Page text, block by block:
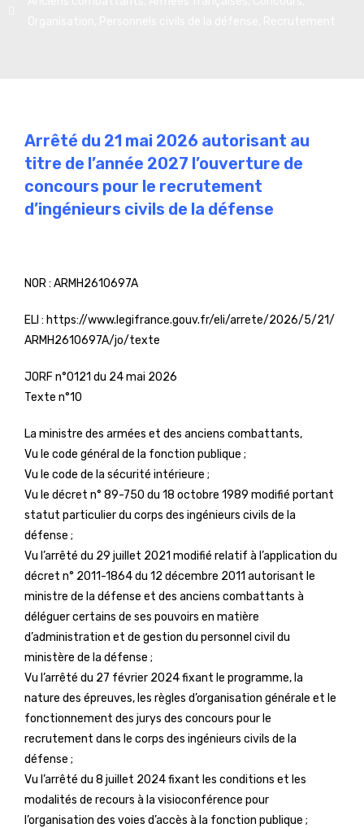
Arrêté du 21 mai 2026 autorisant au
titre de l’année 2027 l’ouverture de
concours pour le recrutement
d’ingénieurs civils de la défense
NOR : ARMH2610697A
ELI : https://www.legifrance.gouv.fr/eli/arrete/2026/5/21/
ARMH2610697A/jo/texte
JORF n°0121 du 24 mai 2026
Texte n°10
La ministre des armées et des anciens combattants,
Vu le code général de la fonction publique ;
Vu le code de la sécurité intérieure ;
Vu le décret n° 89-750 du 18 octobre 1989 modifié portant
statut particulier du corps des ingénieurs civils de la
défense ;
Vu l’arrêté du 29 juillet 2021 modifié relatif à l’application du
décret n° 2011-1864 du 12 décembre 2011 autorisant le
ministre de la défense et des anciens combattants à
déléguer certains de ses pouvoirs en matière
d’administration et de gestion du personnel civil du
ministère de la défense ;
Vu l’arrêté du 27 février 2024 fixant le programme, la
nature des épreuves, les règles d’organisation générale et le
fonctionnement des jurys des concours pour le
recrutement dans le corps des ingénieurs civils de la
défense ;
Vu l’arrêté du 8 juillet 2024 fixant les conditions et les
modalités de recours à la visioconférence pour
l’organisation des voies d’accès à la fonction publique ;